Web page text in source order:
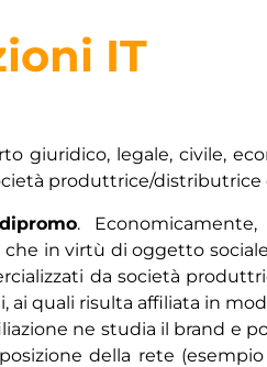
IT
giuridico, legale, civile,
produttrice/distributrice
.
in virtù di oggetto
da società
quali risulta affiliata in
ne studia il brand e
della rete (esempio